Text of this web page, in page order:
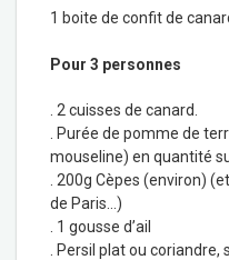
1 boite de confit de
Pour 3 personnes
. 2 cuisses de canard.
. Purée de pomme de
mouseline) en quantité
. 200g Cèpes (environ)
de Paris…)
. 1 gousse d’ail
. Persil plat ou coriandre,